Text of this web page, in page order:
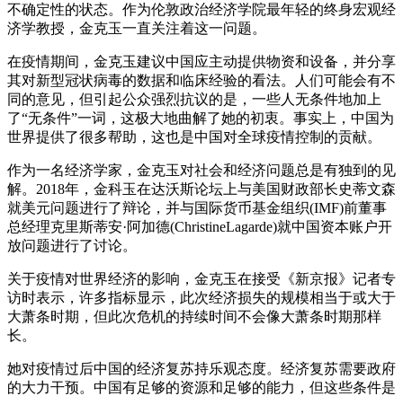
不确定性的状态。作为伦敦政治经济学院最年轻的终身宏观经
济学教授，金克玉一直关注着这一问题。
在疫情期间，金克玉建议中国应主动提供物资和设备，并分享
其对新型冠状病毒的数据和临床经验的看法。人们可能会有不
同的意见，但引起公众强烈抗议的是，一些人无条件地加上
了“无条件”一词，这极大地曲解了她的初衷。事实上，中国为
世界提供了很多帮助，这也是中国对全球疫情控制的贡献。
作为一名经济学家，金克玉对社会和经济问题总是有独到的见
解。2018年，金科玉在达沃斯论坛上与美国财政部长史蒂文森
就美元问题进行了辩论，并与国际货币基金组织(IMF)前董事
总经理克里斯蒂安·阿加德(ChristineLagarde)就中国资本账户开
放问题进行了讨论。
关于疫情对世界经济的影响，金克玉在接受《新京报》记者专
访时表示，许多指标显示，此次经济损失的规模相当于或大于
大萧条时期，但此次危机的持续时间不会像大萧条时期那样
长。
她对疫情过后中国的经济复苏持乐观态度。经济复苏需要政府
的大力干预。中国有足够的资源和足够的能力，但这些条件是